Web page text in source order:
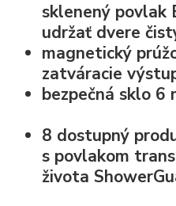
sklenený povlak
udržať dvere
magnetický
zatváracie
bezpečnásklo 6
8 dostupný
s povlakom
života